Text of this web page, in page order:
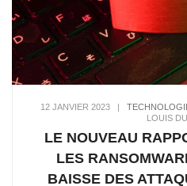
12 JANVIER 2023|
LOUIS
LE NOUVEAU
LES
BAISSE DES